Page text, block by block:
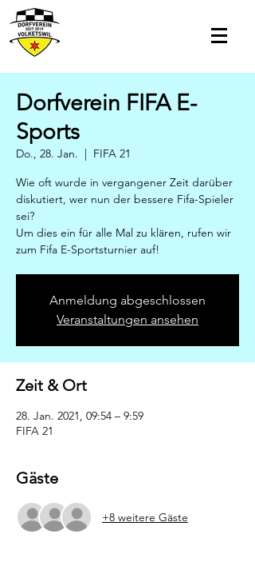
Dorfverein FIFA E-
Sports
Do., 28. Jan.
  |
FIFA 21
Wie oft wurde in vergangener Zeit darüber
diskutiert, wer nun der bessere Fifa-Spieler
sei?
Um dies ein für alle Mal zu klären, rufen wir
zum Fifa E-Sportsturnier auf!
Anmeldung abgeschlossen
Veranstaltungen ansehen
Zeit & Ort
28. Jan. 2021, 09:54 – 9:59
FIFA 21
Gäste
+8 weitere Gäste